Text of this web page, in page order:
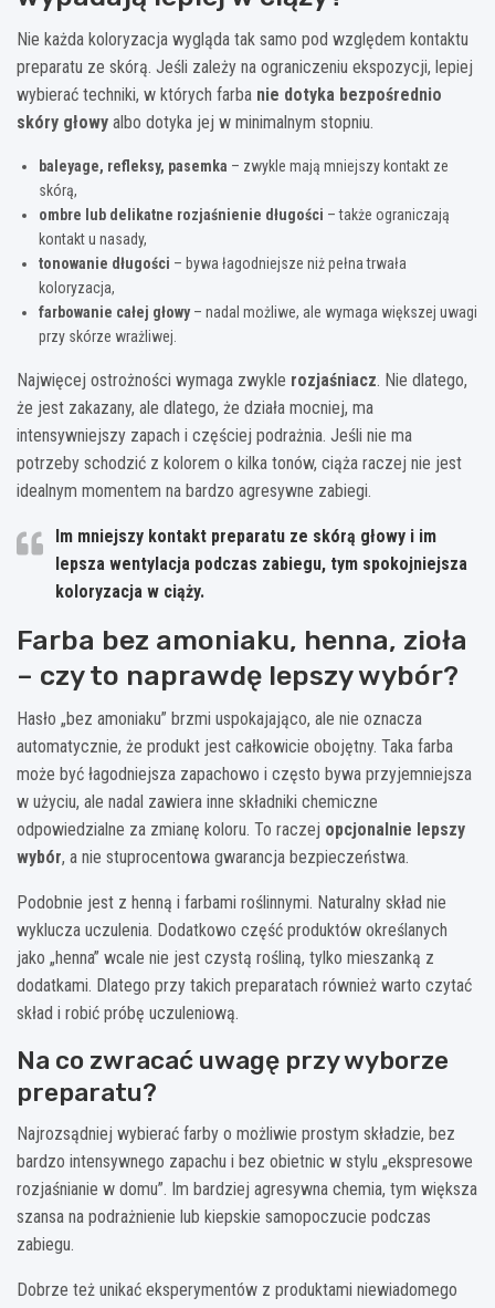
Nie każda koloryzacja wygląda tak samo pod względem kontaktu
preparatu ze skórą. Jeśli zależy na ograniczeniu ekspozycji, lepiej
wybierać techniki, w których farba nie dotyka bezpośrednio
skóry głowy albo dotyka jej w minimalnym stopniu.
baleyage, refleksy, pasemka – zwykle mają mniejszy kontakt ze
skórą,
ombre lub delikatne rozjaśnienie długości – także ograniczają
kontakt u nasady,
tonowanie długości – bywa łagodniejsze niż pełna trwała
koloryzacja,
farbowanie całej głowy– nadal możliwe, ale wymaga większej uwagi
przy skórze wrażliwej.
Najwięcej ostrożności wymaga zwykle rozjaśniacz. Nie dlatego,
że jest zakazany, ale dlatego, że działa mocniej, ma
intensywniejszy zapach i częściej podrażnia. Jeśli nie ma
potrzeby schodzić z kolorem o kilka tonów, ciąża raczej nie jest
idealnym momentem na bardzo agresywne zabiegi.
Im mniejszy kontakt preparatu ze skórą głowy i im
lepsza wentylacja podczas zabiegu, tym spokojniejsza
koloryzacja w ciąży.
Farba bez amoniaku, henna, zioła
– czy to naprawdę lepszy wybór?
Hasło „bez amoniaku” brzmi uspokajająco, ale nie oznacza
automatycznie, że produkt jest całkowicie obojętny. Taka farba
może być łagodniejsza zapachowo i często bywa przyjemniejsza
w użyciu, ale nadal zawiera inne składniki chemiczne
odpowiedzialne za zmianę koloru. To raczej opcjonalnie lepszy
wybór, a nie stuprocentowa gwarancja bezpieczeństwa.
Podobnie jest z henną i farbami roślinnymi. Naturalny skład nie
wyklucza uczulenia. Dodatkowo część produktów określanych
jako „henna” wcale nie jest czystą rośliną, tylko mieszanką z
dodatkami. Dlatego przy takich preparatach również warto czytać
skład i robić próbę uczuleniową.
Na co zwracać uwagę przy wyborze
preparatu?
Najrozsądniej wybierać farby o możliwie prostym składzie, bez
bardzo intensywnego zapachu i bez obietnic w stylu „ekspresowe
rozjaśnianie w domu”. Im bardziej agresywna chemia, tym większa
szansa na podrażnienie lub kiepskie samopoczucie podczas
zabiegu.
Dobrze też unikać eksperymentów z produktami niewiadomego